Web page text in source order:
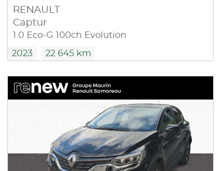
RENAULT
Captur
1.0 Eco-G 100ch Evolution
2023 22 645 km